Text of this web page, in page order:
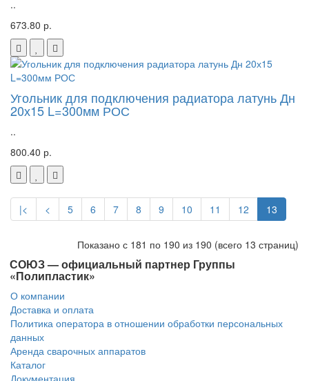
..
673.80 р.
Угольник для подключения радиатора латунь Дн
20х15 L=300мм РОС
..
800.40 р.
|< < 5 6 7 8 9 10 11 12 13
Показано с 181 по 190 из 190 (всего 13 страниц)
СОЮЗ — официальный партнер Группы
«Полипластик»
О компании
Доставка и оплата
Политика оператора в отношении обработки персональных
данных
Аренда сварочных аппаратов
Каталог
Документация